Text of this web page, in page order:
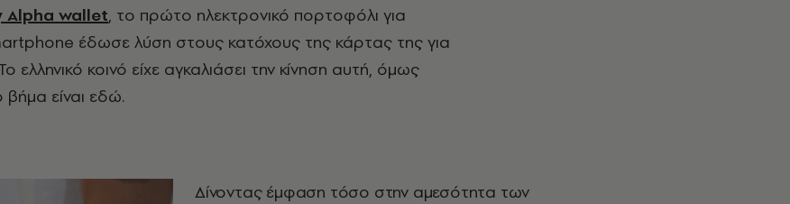
Alpha wallet, το πρώτο ηλεκτρονικό πορτοφόλι για
έδωσε λύση στους κατόχους της κάρτας της για
ελληνικό κοινό είχε αγκαλιάσει την κίνηση αυτή, όμως
είναι εδώ.
Δίνοντας έμφαση τόσο στην αμεσότητα των